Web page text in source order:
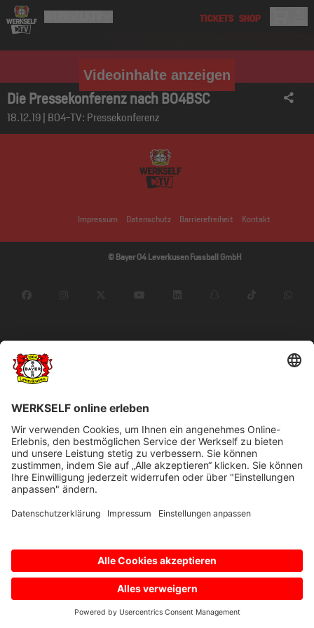
Videoinhalte anzeigen
Die Pressekonferenz nach B04BSC
18.12.19 | B04-TV: Pressekonferenz
Impressum Datenschutz Barrierefreiheit Kontakt
© Bayer 04 Leverkusen Fussball GmbH